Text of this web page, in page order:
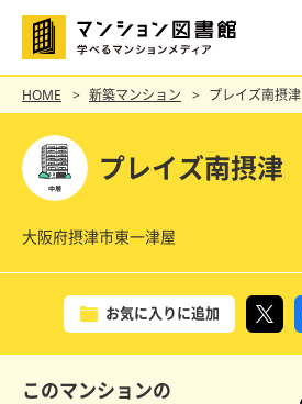
HOME 新築マンション プレイズ南摂津
プレイズ南摂津
大阪府摂津市東一津屋
お気に入りに追加
このマンションの